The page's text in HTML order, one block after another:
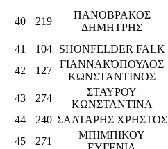
40 219
ΠΑΝΟΒΡΑΚΟΣ
ΔΗΜΗΤΡΗΣ
41
104 SHONFELDER FALK
42
127
ΓΙΑΝΝΑΚΌΠΟΥΛΟΣ
ΚΩΝΣΤΑΝΤΙΝΟΣ
43 274
ΣΤΑΥΡΟΥ
ΚΩΝΣΤΑΝΤΙΝΑ
44
240 ΣΑΛΤΑΡΗΣ ΧΡΗΣΤΟΣ
45
271
ΜΠΙΜΠΙΚΟΥ